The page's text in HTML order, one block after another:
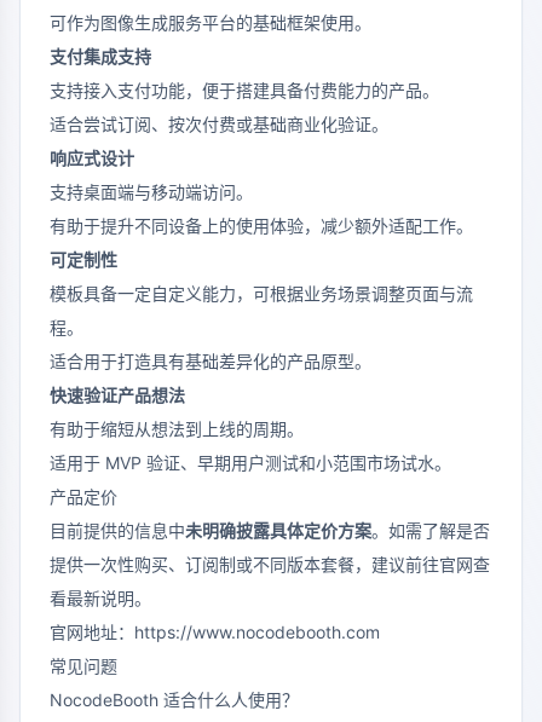
可作为图像生成服务平台的基础框架使用。
支付集成支持
支持接入支付功能，便于搭建具备付费能力的产品。
适合尝试订阅、按次付费或基础商业化验证。
响应式设计
支持桌面端与移动端访问。
有助于提升不同设备上的使用体验，减少额外适配工作。
可定制性
模板具备一定自定义能力，可根据业务场景调整页面与流
程。
适合用于打造具有基础差异化的产品原型。
快速验证产品想法
有助于缩短从想法到上线的周期。
适用于 MVP 验证、早期用户测试和小范围市场试水。
产品定价
目前提供的信息中未明确披露具体定价方案。如需了解是否
提供一次性购买、订阅制或不同版本套餐，建议前往官网查
看最新说明。
官网地址： https://www.nocodebooth.com
常见问题
NocodeBooth 适合什么人使用？